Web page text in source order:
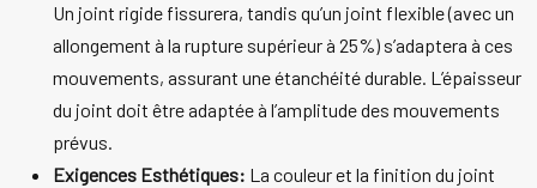
Un joint rigide fissurera, tandis qu’un joint flexible (avec un
allongement à la rupture supérieur à 25%) s’adaptera à ces
mouvements, assurant une étanchéité durable. L’épaisseur
du joint doit être adaptée à l’amplitude des mouvements
prévus.
Exigences Esthétiques: La couleur et la finition du joint